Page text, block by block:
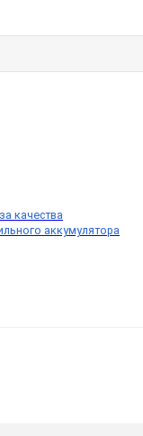
качества
аккумулятора